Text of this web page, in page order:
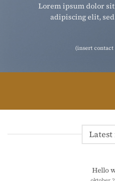
Lorem ipsum dolor
adipiscing elit,
(insert
Latest
Hello